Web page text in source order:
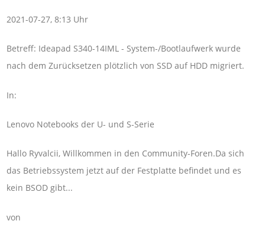
2021-07-27, 8:13 Uhr
Betreff: Ideapad S340-14IML - System-/Bootlaufwerk wurde
nach dem Zurücksetzen plötzlich von SSD auf HDD migriert.
In:
Lenovo Notebooks der U- und S-Serie
Hallo Ryvalcii, Willkommen in den Community-Foren.Da sich
das Betriebssystem jetzt auf der Festplatte befindet und es
kein BSOD gibt...
von